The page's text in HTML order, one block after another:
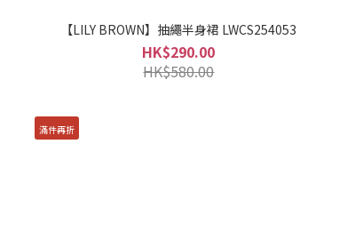
【LILY BROWN】抽繩半身裙 LWCS254053
HK$290.00
HK$580.00
滿件再折